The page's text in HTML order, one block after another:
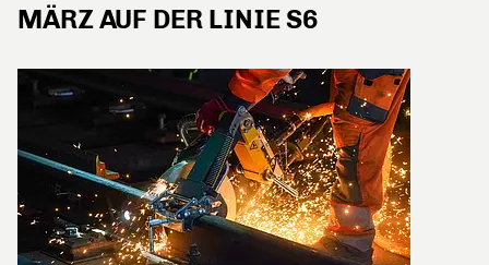
MÄRZ AUF DER LINIE S6